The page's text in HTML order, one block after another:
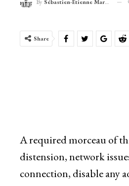
By Sébastien-Étienne Marechal
Share
A required morceau of
distension, network
connection, disable any